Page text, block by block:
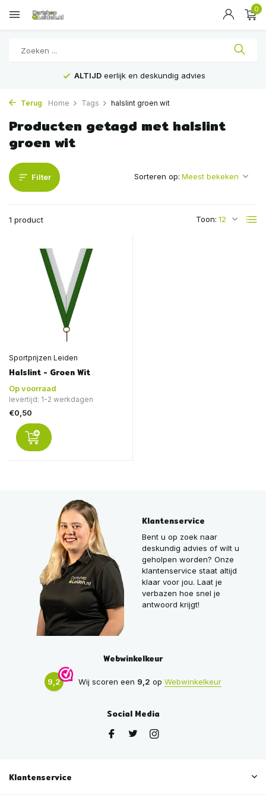
0
ALTIJD eerlijk en deskundig advies
Terug Home Tags halslint groen wit
Producten getagd met halslint
groen wit
Filter
1 product Toon:
Sorteren op:
Sportprijzen Leiden
Halslint - Groen Wit
Op voorraad
levertijd: 1-2 werkdagen
€0,50
Klantenservice
Bent u op zoek naar
deskundig advies of wilt u
geholpen worden? Onze
klantenservice staat altijd
klaar voor jou. Laat je
verbazen hoe snel je
antwoord krijgt!
Webwinkelkeur
9,2 Wij scoren een 9,2 op Webwinkelkeur
Social Media
Klantenservice